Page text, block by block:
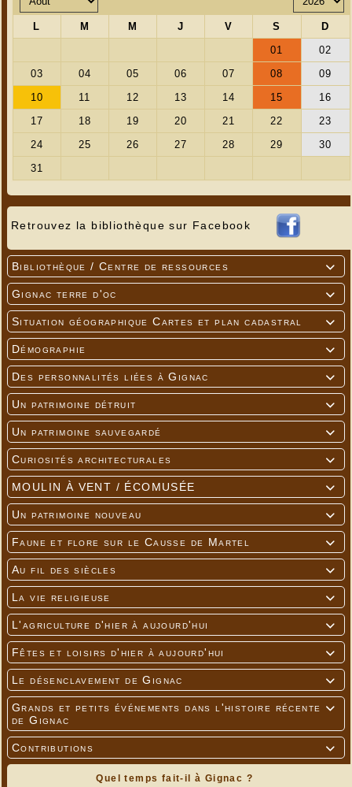
Retrouvez la bibliothèque sur Facebook

Bibliothèque / Centre de ressources

Gignac terre d'oc

Situation géographique Cartes et plan cadastral

Démographie

Des personnalités liées à Gignac

Un patrimoine détruit

Un patrimoine sauvegardé

Curiosités architecturales

MOULIN À VENT / ÉCOMUSÉE

Un patrimoine nouveau

Faune et flore sur le Causse de Martel

Au fil des siècles

La vie religieuse

L'agriculture d'hier à aujourd'hui

Fêtes et loisirs d'hier à aujourd'hui

Le désenclavement de Gignac

Grands et petits événements dans l'histoire récente
de Gignac

Contributions
Quel temps fait-il à Gignac ?